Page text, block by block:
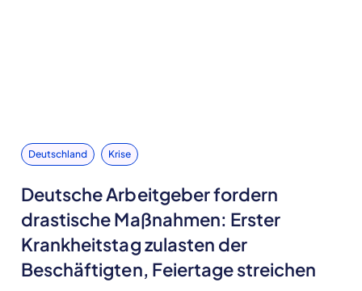
Deutschland Krise
Deutsche Arbeitgeber fordern
drastische Maßnahmen: Erster
Krankheitstag zulasten der
Beschäftigten, Feiertage streichen